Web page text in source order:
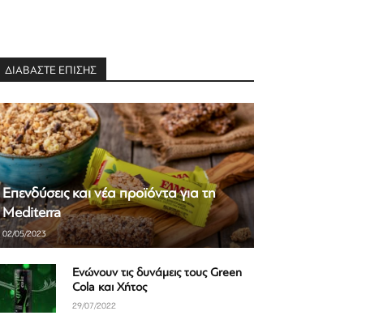
ΔΙΑΒΑΣΤΕ ΕΠΙΣΗΣ
Επενδύσεις και νέα προϊόντα για τη
Mediterra
02/05/2023
Ενώνουν τις δυνάμεις τους Green
Cola και Χήτος
29/07/2022